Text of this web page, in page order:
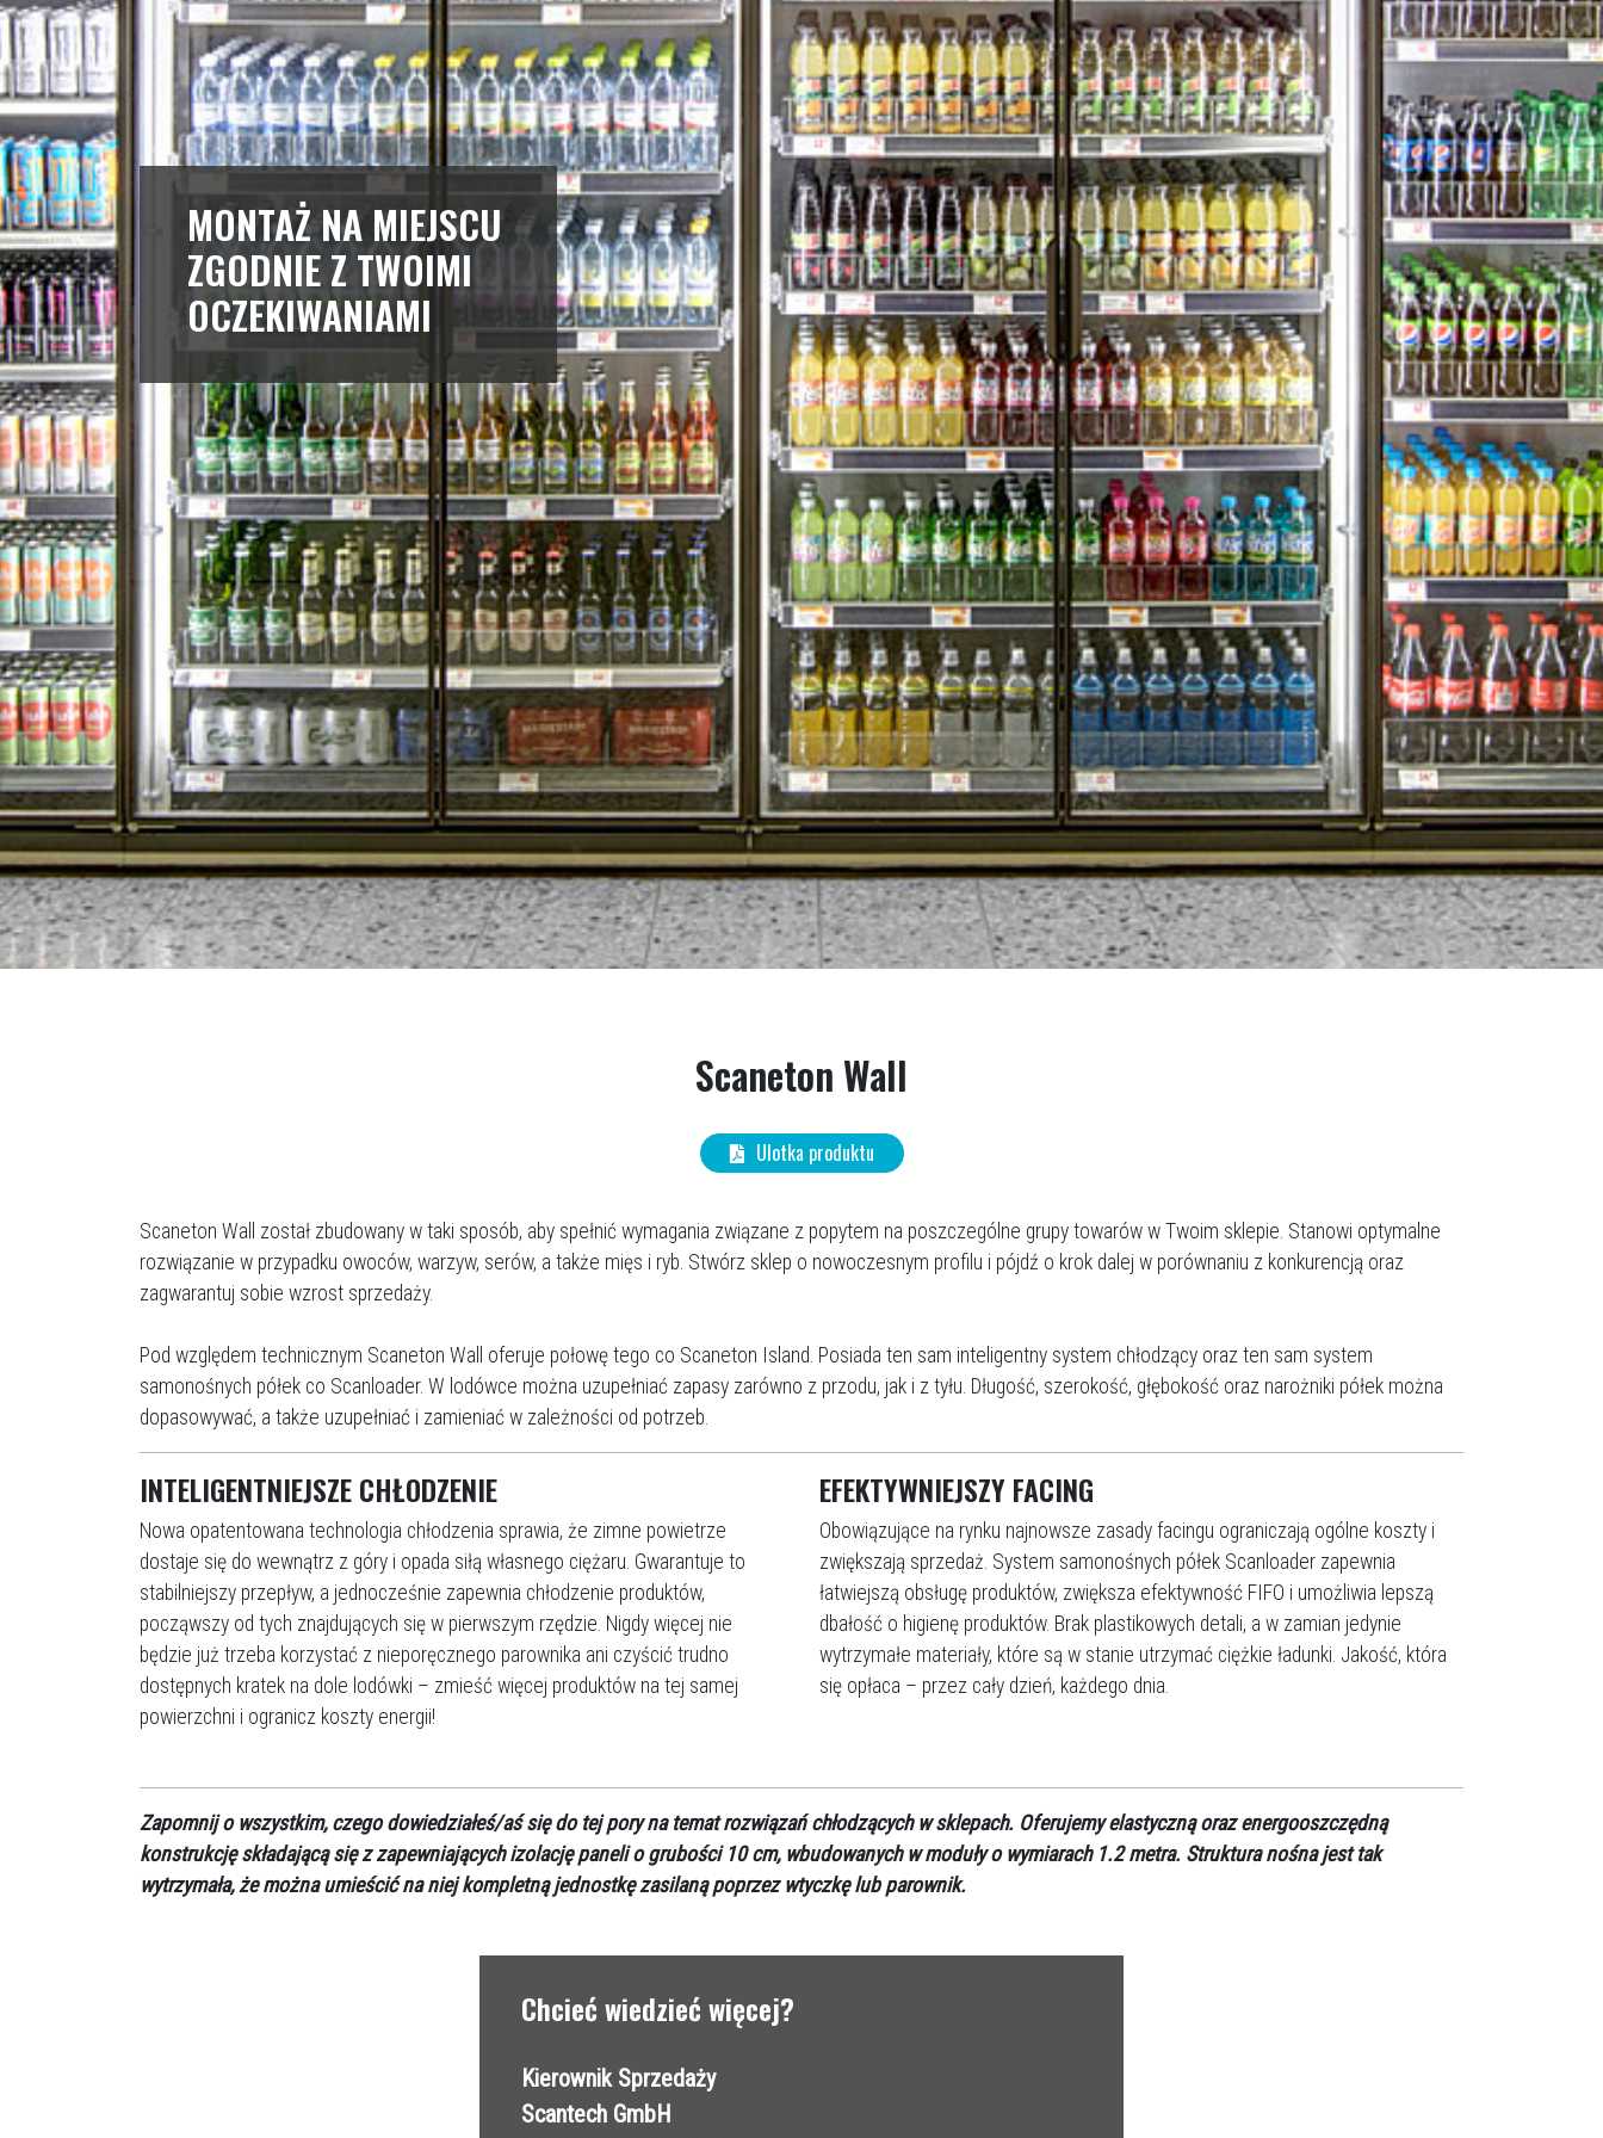
MONTAŻ NA MIEJSCU
ZGODNIE Z TWOIMI
OCZEKIWANIAMI
Scaneton Wall
Ulotka produktu
Scaneton Wall został zbudowany w taki sposób, aby spełnić wymagania związane z popytem na poszczególne grupy towarów w Twoim sklepie. Stanowi optymalne
rozwiązanie w przypadku owoców, warzyw, serów, a także mięs i ryb. Stwórz sklep o nowoczesnym profilu i pójdź o krok dalej w porównaniu z konkurencją oraz
zagwarantuj sobie wzrost sprzedaży.
Pod względem technicznym Scaneton Wall oferuje połowę tego co Scaneton Island. Posiada ten sam inteligentny system chłodzący oraz ten sam system
samonośnych półek co Scanloader. W lodówce można uzupełniać zapasy zarówno z przodu, jak i z tyłu. Długość, szerokość, głębokość oraz narożniki półek można
dopasowywać, a także uzupełniać i zamieniać w zależności od potrzeb.
INTELIGENTNIEJSZE CHŁODZENIE
Nowa opatentowana technologia chłodzenia sprawia, że zimne powietrze
dostaje się do wewnątrz z góry i opada siłą własnego ciężaru. Gwarantuje to
stabilniejszy przepływ, a jednocześnie zapewnia chłodzenie produktów,
począwszy od tych znajdujących się w pierwszym rzędzie. Nigdy więcej nie
będzie już trzeba korzystać z nieporęcznego parownika ani czyścić trudno
dostępnych kratek na dole lodówki – zmieść więcej produktów na tej samej
powierzchni i ogranicz koszty energii!
EFEKTYWNIEJSZY FACING
Obowiązujące na rynku najnowsze zasady facingu ograniczają ogólne koszty i
zwiększają sprzedaż. System samonośnych półek Scanloader zapewnia
łatwiejszą obsługę produktów, zwiększa efektywność FIFO i umożliwia lepszą
dbałość o higienę produktów. Brak plastikowych detali, a w zamian jedynie
wytrzymałe materiały, które są w stanie utrzymać ciężkie ładunki. Jakość, która
się opłaca – przez cały dzień, każdego dnia.
Zapomnij o wszystkim, czego dowiedziałeś/aś się do tej pory na temat rozwiązań chłodzących w sklepach. Oferujemy elastyczną oraz energooszczędną
konstrukcję składającą się z zapewniających izolację paneli o grubości 10 cm, wbudowanych w moduły o wymiarach 1.2 metra. Struktura nośna jest tak
wytrzymała, że można umieścić na niej kompletną jednostkę zasilaną poprzez wtyczkę lub parownik.
Chcieć wiedzieć więcej?
Kierownik Sprzedaży
Scantech GmbH